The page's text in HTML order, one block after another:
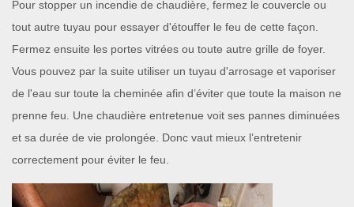
Pour stopper un incendie de chaudière, fermez le couvercle ou
tout autre tuyau pour essayer d'étouffer le feu de cette façon.
Fermez ensuite les portes vitrées ou toute autre grille de foyer.
Vous pouvez par la suite utiliser un tuyau d'arrosage et vaporiser
de l'eau sur toute la cheminée afin d’éviter que toute la maison ne
prenne feu. Une chaudière entretenue voit ses pannes diminuées
et sa durée de vie prolongée. Donc vaut mieux l’entretenir
correctement pour éviter le feu.